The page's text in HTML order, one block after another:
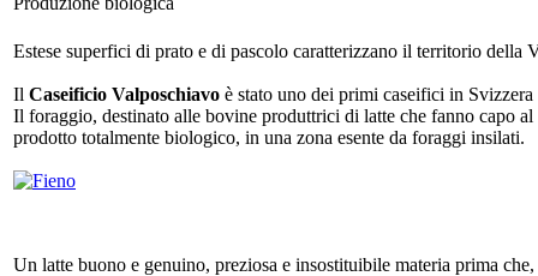
Estese superfici di prato e di pascolo caratterizzano il territorio
Il Caseificio Valposchiavo è stato uno dei primi caseifici in
Il foraggio, destinato alle bovine produttrici di latte che fanno capo
prodotto totalmente biologico, in una zona esente da foraggi insilati.
Un latte buono e genuino, preziosa e insostituibile materia prima